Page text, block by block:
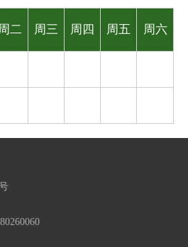
周二 周三 周四 周五 周六